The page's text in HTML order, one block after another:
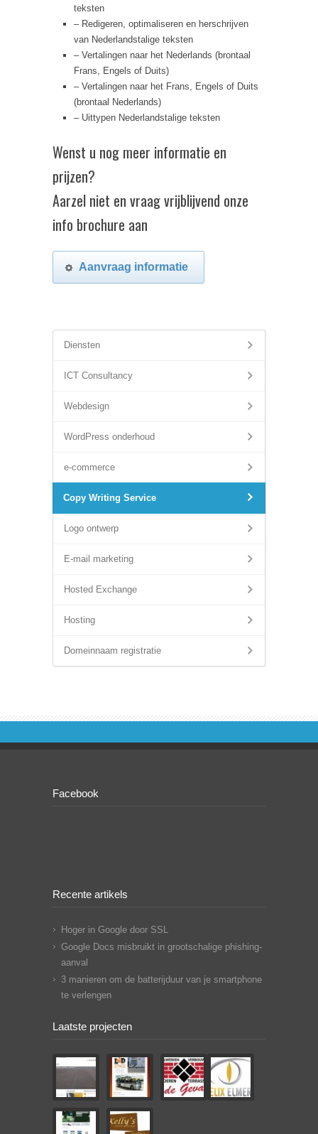
teksten
– Redigeren, optimaliseren en herschrijven
van Nederlandstalige teksten
– Vertalingen naar het Nederlands (brontaal
Frans, Engels of Duits)
– Vertalingen naar het Frans, Engels of Duits
(brontaal Nederlands)
– Uittypen Nederlandstalige teksten
Wenst u nog meer informatie en
prijzen?
Aarzel niet en vraag vrijblijvend onze
info brochure aan
Aanvraag informatie
Diensten
ICT Consultancy
Webdesign
WordPress onderhoud
e-commerce
Copy Writing Service
Logo ontwerp
E-mail marketing
Hosted Exchange
Hosting
Domeinnaam registratie
Facebook
Recente artikels
Hoger in Google door SSL
Google Docs misbruikt in grootschalige phishing-
aanval
3 manieren om de batterijduur van je smartphone
te verlengen
Laatste projecten